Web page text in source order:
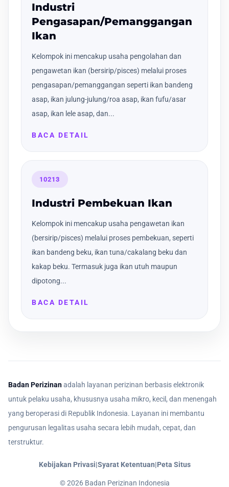
Industri
Pengasapan/Pemanggangan
Ikan
Kelompok ini mencakup usaha pengolahan dan
pengawetan ikan (bersirip/pisces) melalui proses
pengasapan/pemanggangan seperti ikan bandeng
asap, ikan julung-julung/roa asap, ikan fufu/asar
asap, ikan lele asap, dan...
BACA DETAIL
10213
Industri Pembekuan Ikan
Kelompok ini mencakup usaha pengawetan ikan
(bersirip/pisces) melalui proses pembekuan, seperti
ikan bandeng beku, ikan tuna/cakalang beku dan
kakap beku. Termasuk juga ikan utuh maupun
dipotong...
BACA DETAIL
Badan Perizinanadalah layanan perizinan berbasis elektronik
untuk pelaku usaha, khususnya usaha mikro, kecil, dan menengah
yang beroperasi di Republik Indonesia. Layanan ini membantu
pengurusan legalitas usaha secara lebih mudah, cepat, dan
terstruktur.
Kebijakan Privasi|Syarat Ketentuan|Peta Situs
©2026Badan Perizinan Indonesia